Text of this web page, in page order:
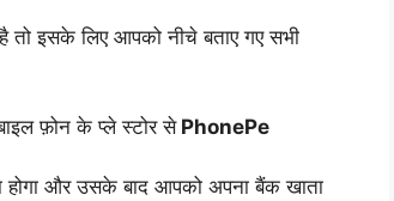
इसके लिए आपको नीचे बताए गए सभी
फ़ोन के प्ले स्टोर सेPhonePe
और उसके बाद आपको अपना बैंक खाता